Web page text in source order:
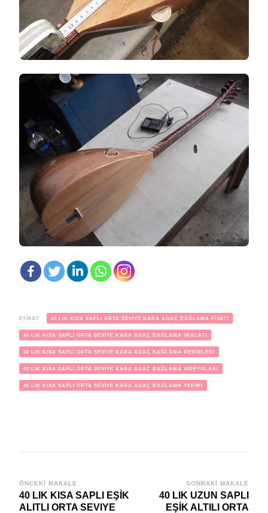
ETIKET 40 LIK KISA SAPLI ORTA SEVİYE KARA AGAÇ BAĞLAMA FİYATI
40 LIK KISA SAPLI ORTA SEVİYE KARA AGAÇ BAĞLAMA İMALATI
40 LIK KISA SAPLI ORTA SEVİYE KARA AGAÇ BAĞLAMA RESİMLERİ
40 LIK KISA SAPLI ORTA SEVİYE KARA AGAÇ BAĞLAMA VİDEYOLARI
40 LIK KISA SAPLI ORTA SEVİYE KARA AGAÇ BAĞLAMA YAPIMI
Yazı
dolaşımı
ÖNCEKI MAKALE
40 LIK KISA SAPLI EŞİK
ALITLI ORTA SEVIYE
SONRAKI MAKALE
40 LIK UZUN SAPLI
EŞİK ALTILI ORTA